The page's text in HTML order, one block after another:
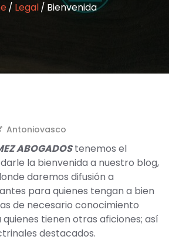
Legal Bienvenida
Antoniovasco
ABOGADOStenemos el
la bienvenida a nuestro blog,
daremos difusión a
para quienes tengan a bien
de necesario conocimiento
tienen otras aficiones; así
destacados.